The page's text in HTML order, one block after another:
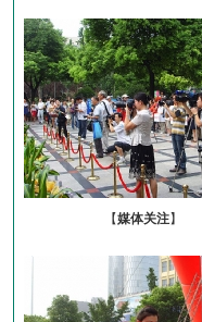
【媒体关注】